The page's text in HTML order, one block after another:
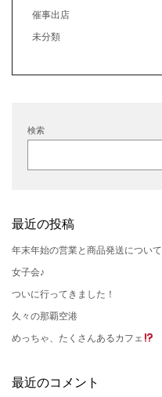
催事出店
未分類
検索
最近の投稿
年末年始の営業と商品発送について
女子会♪
ついに行ってきました！
久々の那覇空港
めっちゃ、たくさんあるカフェ
最近のコメント